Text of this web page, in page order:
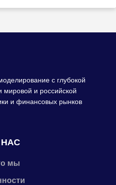
с глубокой
мировой и российской
и финансовых рынков
мы